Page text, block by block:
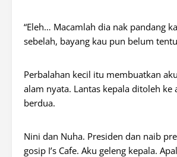
“Eleh… Macamlah dia nak pandang
sebelah, bayang kau pun belum
Perbalahan kecil itu membuatkan
alam nyata. Lantas kepala ditoleh ke
berdua.
Nini dan Nuha. Presiden dan naib
gosip I’s Cafe. Aku geleng kepala.